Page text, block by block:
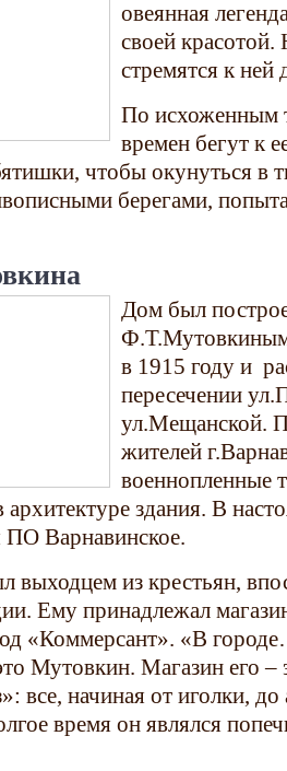
овеянная
своей красотой.
стремятся к ней
По исхоженным
времен бегут к
чтобы окунуться в
берегами,
Дом был
в 1915 году и
пересечении
ул.Мещанской.
жителей
военнопленные
архитектуре здания. В
ПО Варнавинское.
из крестьян,
Ему принадлежал
«Коммерсант». «В
Мутовкин. Магазин его –
начиная от иголки, до
время он являлся